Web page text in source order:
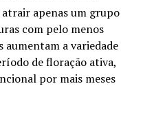
apenas um grupo
com pelo menos
aumentam a variedade
de floração ativa,
por mais meses